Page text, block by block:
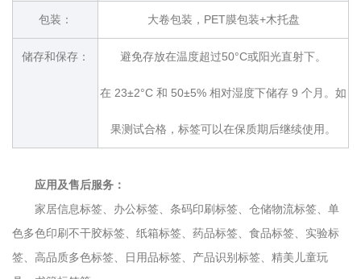
包装： 大卷包装，PET膜包装+木托盘
储存和保存： 避免存放在温度超过50°C或阳光直射下。
在 23±2°C 和 50±5% 相对湿度下储存 9 个月。如
果测试合格，标签可以在保质期后继续使用。
应用及售后服务：
家居信息标签、办公标签、条码印刷标签、仓储物流标签、单
色多色印刷不干胶标签、纸箱标签、药品标签、食品标签、实验标
签、高品质多色标签、日用品标签、产品识别标签、精美儿童玩